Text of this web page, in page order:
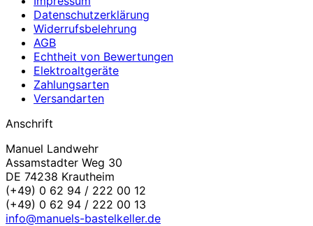
Datenschutzerklärung
Widerrufsbelehrung
AGB
Echtheit von Bewertungen
Elektroaltgeräte
Zahlungsarten
Versandarten
Anschrift
Manuel Landwehr
Assamstadter Weg 30
DE 74238 Krautheim
(+49) 0 62 94 / 222 00 12
(+49) 0 62 94 / 222 00 13
info@manuels-bastelkeller.de